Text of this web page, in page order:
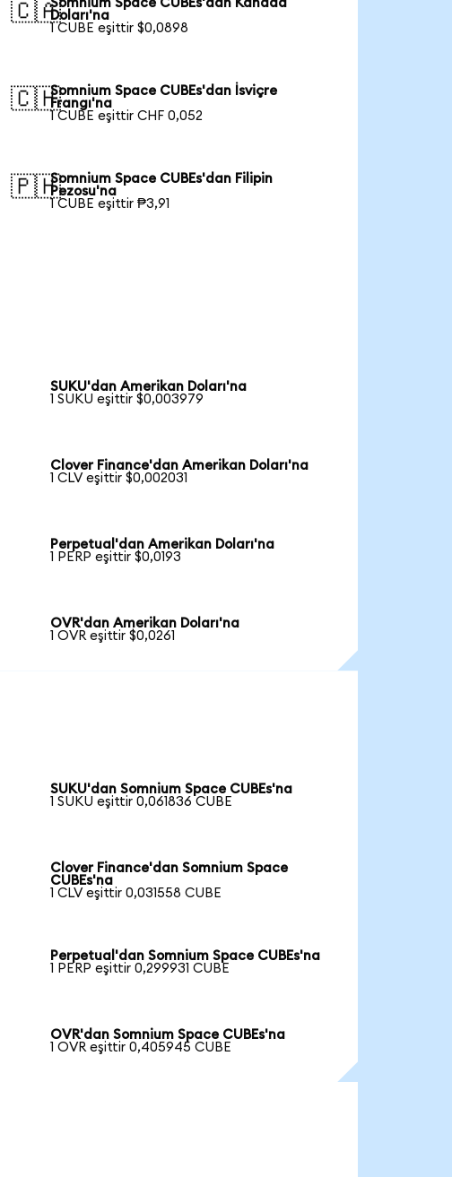
🇨🇦Somnium Space CUBEs'dan Kanada
Doları'na
1 CUBE eşittir $0,0898
🇨🇭Somnium Space CUBEs'dan İsviçre
Frangı'na
1 CUBE eşittir CHF 0,052
🇵🇭Somnium Space CUBEs'dan Filipin
Pezosu'na
1 CUBE eşittir ₱3,91
SUKU'dan Amerikan Doları'na
1 SUKU eşittir $0,003979
Clover Finance'dan Amerikan Doları'na
1 CLV eşittir $0,002031
Perpetual'dan Amerikan Doları'na
1 PERP eşittir $0,0193
OVR'dan Amerikan Doları'na
1 OVR eşittir $0,0261
SUKU'dan Somnium Space CUBEs'na
1 SUKU eşittir 0,061836 CUBE
Clover Finance'dan Somnium Space
CUBEs'na
1 CLV eşittir 0,031558 CUBE
Perpetual'dan Somnium Space CUBEs'na
1 PERP eşittir 0,299931 CUBE
OVR'dan Somnium Space CUBEs'na
1 OVR eşittir 0,405945 CUBE